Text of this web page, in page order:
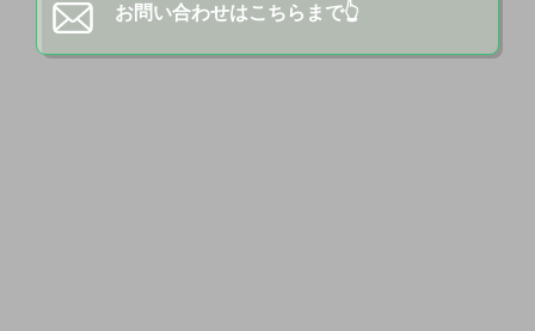
お問い合わせはこちらまで👆